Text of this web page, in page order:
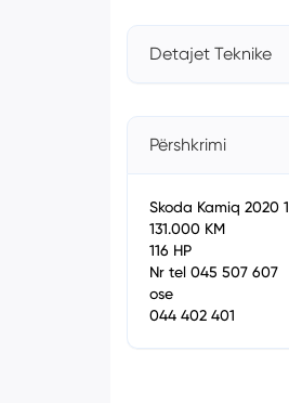
Detajet Teknike
Përshkrimi
Skoda Kamiq 2020
131.000 KM
116 HP
Nr tel 045 507 607
ose
044 402 401